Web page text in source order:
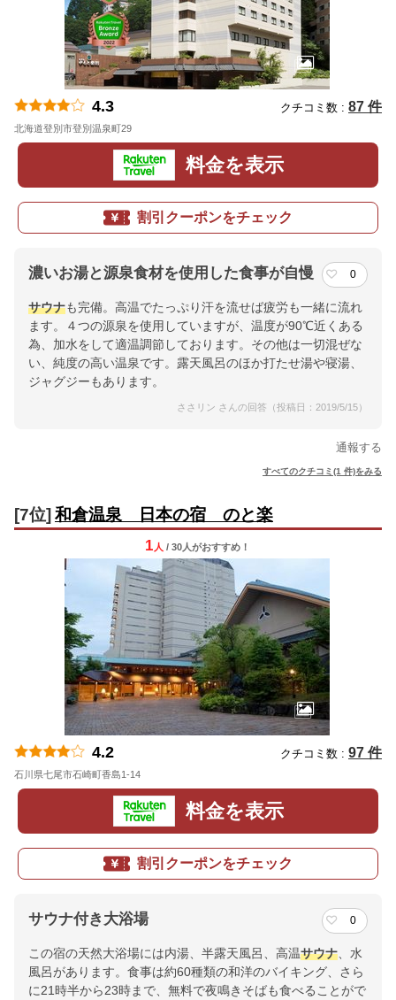
4.3 クチコミ数 : 87 件
北海道登別市登別温泉町29
料金を表示
割引クーポンをチェック
濃いお湯と源泉食材を使用した食事が自慢 0
サウナも完備。高温でたっぷり汗を流せば疲労も一緒に流れ
ます。４つの源泉を使用していますが、温度が90℃近くある
為、加水をして適温調節しております。その他は一切混ぜな
い、純度の高い温泉です。露天風呂のほか打たせ湯や寝湯、
ジャグジーもあります。
ささリン さんの回答（投稿日：2019/5/15）
通報する
すべてのクチコミ(1 件)をみる
[7位] 和倉温泉 日本の宿 のと楽
1 人 / 30人がおすすめ！
4.2 クチコミ数 : 97 件
石川県七尾市石崎町香島1-14
料金を表示
割引クーポンをチェック
サウナ付き大浴場 0
この宿の天然大浴場には内湯、半露天風呂、高温サウナ 、水
風呂があります。食事は約60種類の和洋のバイキング、さら
に21時半から23時まで、無料で夜鳴きそばも食べることがで